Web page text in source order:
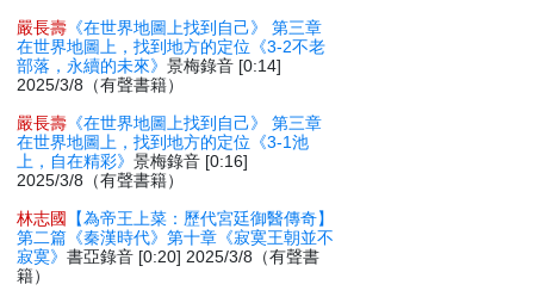
嚴長壽 《在世界地圖上找到自己》 第三章
在世界地圖上，找到地方的定位《3-2不老
部落，永續的未來》景梅錄音 [0:14]
2025/3/8（有聲書籍）
嚴長壽 《在世界地圖上找到自己》 第三章
在世界地圖上，找到地方的定位《3-1池
上，自在精彩》景梅錄音 [0:16]
2025/3/8（有聲書籍）
林志國
【為帝王上菜：歷代宮廷御醫傳奇】
第二篇《秦漢時代》第十章《寂寞王朝並不
寂寞》書亞錄音 [0:20] 2025/3/8（有聲書
籍）